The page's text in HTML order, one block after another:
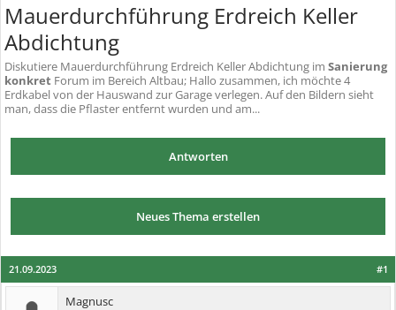
Mauerdurchführung Erdreich Keller
Abdichtung
Diskutiere Mauerdurchführung Erdreich Keller Abdichtung im Sanierung
konkret Forum im Bereich Altbau; Hallo zusammen, ich möchte 4
Erdkabel von der Hauswand zur Garage verlegen. Auf den Bildern sieht
man, dass die Pflaster entfernt wurden und am...
Antworten
Neues Thema erstellen
#1
21.09.2023
Magnusc